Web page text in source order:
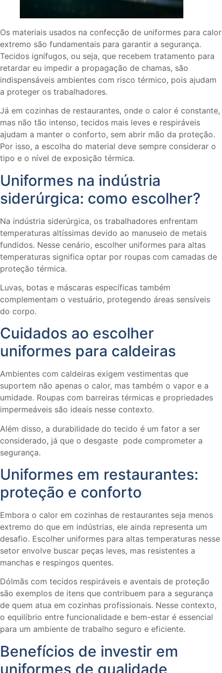
Os materiais usados na confecção de uniformes para calor
extremo são fundamentais para garantir a segurança.
Tecidos ignífugos, ou seja, que recebem tratamento para
retardar eu impedir a propagação de chamas, são
indispensáveis ambientes com risco térmico, pois ajudam
a proteger os trabalhadores.
Já em cozinhas de restaurantes, onde o calor é constante,
mas não tão intenso, tecidos mais leves e respiráveis
ajudam a manter o conforto, sem abrir mão da proteção.
Por isso, a escolha do material deve sempre considerar o
tipo e o nível de exposição térmica.
Uniformes na indústria
siderúrgica: como escolher?
Na indústria siderúrgica, os trabalhadores enfrentam
temperaturas altíssimas devido ao manuseio de metais
fundidos. Nesse cenário, escolher uniformes para altas
temperaturas significa optar por roupas com camadas de
proteção térmica.
Luvas, botas e máscaras específicas também
complementam o vestuário, protegendo áreas sensíveis
do corpo.
Cuidados ao escolher
uniformes para caldeiras
Ambientes com caldeiras exigem vestimentas que
suportem não apenas o calor, mas também o vapor e a
umidade. Roupas com barreiras térmicas e propriedades
impermeáveis são ideais nesse contexto.
Além disso, a durabilidade do tecido é um fator a ser
considerado, já que o desgaste pode comprometer a
segurança.
Uniformes em restaurantes:
proteção e conforto
Embora o calor em cozinhas de restaurantes seja menos
extremo do que em indústrias, ele ainda representa um
desafio. Escolher uniformes para altas temperaturas nesse
setor envolve buscar peças leves, mas resistentes a
manchas e respingos quentes.
Dólmãs com tecidos respiráveis e aventais de proteção
são exemplos de itens que contribuem para a segurança
de quem atua em cozinhas profissionais. Nesse contexto,
o equilíbrio entre funcionalidade e bem-estar é essencial
para um ambiente de trabalho seguro e eficiente.
Benefícios de investir em
uniformes de qualidade